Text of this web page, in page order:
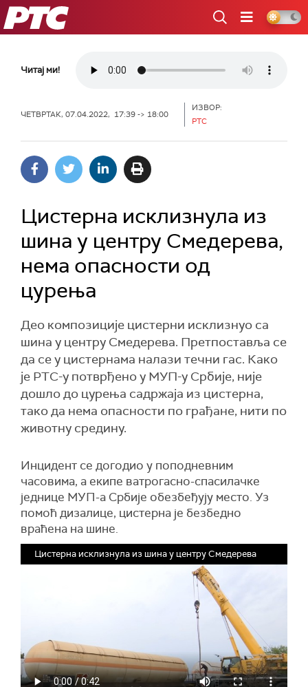
РТС
Читај ми!
ЧЕТВРТАК, 07.04.2022, 17:39 -> 18:00
ИЗВОР:
РТС
Цистерна исклизнула из
шина у центру Смедерева,
нема опасности од
цурења
Део композиције цистерни исклизнуо са
шина у центру Смедерева. Претпоставља се
да се у цистернама налази течни гас. Како
је РТС-у потврђено у МУП-у Србије, није
дошло до цурења садржаја из цистерна,
тако да нема опасности по грађане, нити по
животну средину.
Инцидент се догодио у поподневним
часовима, а екипе ватрогасно-спасилачке
једнице МУП-а Србије обезбеђују место. Уз
помоћ дизалице, цистерна је безбедно
враћена на шине.
Цистерна исклизнула из шина у центру Смедерева